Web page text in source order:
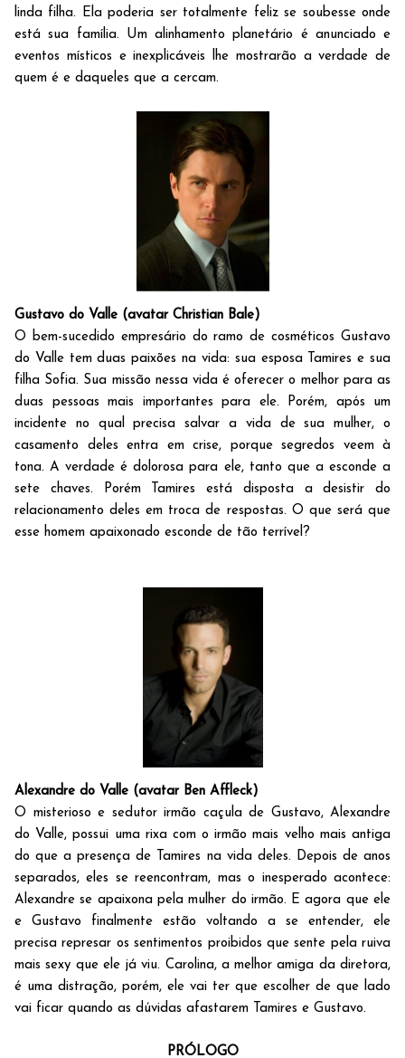
linda filha. Ela poderia ser totalmente feliz se soubesse onde
está sua família. Um alinhamento planetário é anunciado e
eventos místicos e inexplicáveis lhe mostrarão a verdade de
quem é e daqueles que a cercam.
Gustavo do Valle (avatar Christian Bale)
O bem-sucedido empresário do ramo de cosméticos Gustavo
do Valle tem duas paixões na vida: sua esposa Tamires e sua
filha Sofia. Sua missão nessa vida é oferecer o melhor para as
duas pessoas mais importantes para ele. Porém, após um
incidente no qual precisa salvar a vida de sua mulher, o
casamento deles entra em crise, porque segredos veem à
tona. A verdade é dolorosa para ele, tanto que a esconde a
sete chaves. Porém Tamires está disposta a desistir do
relacionamento deles em troca de respostas. O que será que
esse homem apaixonado esconde de tão terrível?
Alexandre do Valle (avatar Ben Affleck)
O misterioso e sedutor irmão caçula de Gustavo, Alexandre
do Valle, possui uma rixa com o irmão mais velho mais antiga
do que a presença de Tamires na vida deles. Depois de anos
separados, eles se reencontram, mas o inesperado acontece:
Alexandre se apaixona pela mulher do irmão. E agora que ele
e Gustavo finalmente estão voltando a se entender, ele
precisa represar os sentimentos proibidos que sente pela ruiva
mais sexy que ele já viu. Carolina, a melhor amiga da diretora,
é uma distração, porém, ele vai ter que escolher de que lado
vai ficar quando as dúvidas afastarem Tamires e Gustavo.
PRÓLOGO